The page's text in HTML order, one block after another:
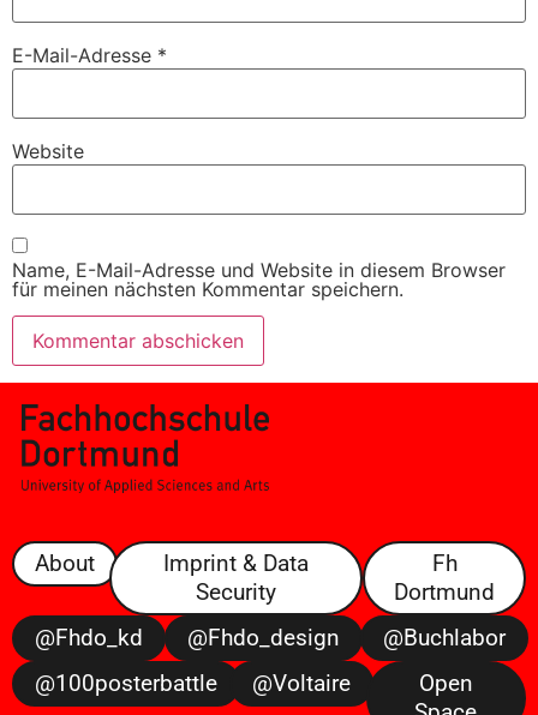
E-Mail-Adresse *
Website
Name, E-Mail-Adresse und Website in diesem Browser
für meinen nächsten Kommentar speichern.
About
Imprint & Data
Security
Fh
Dortmund
@fhdo_kd
@fhdo_design
@buchlabor
@100posterbattle
@voltaire
Open